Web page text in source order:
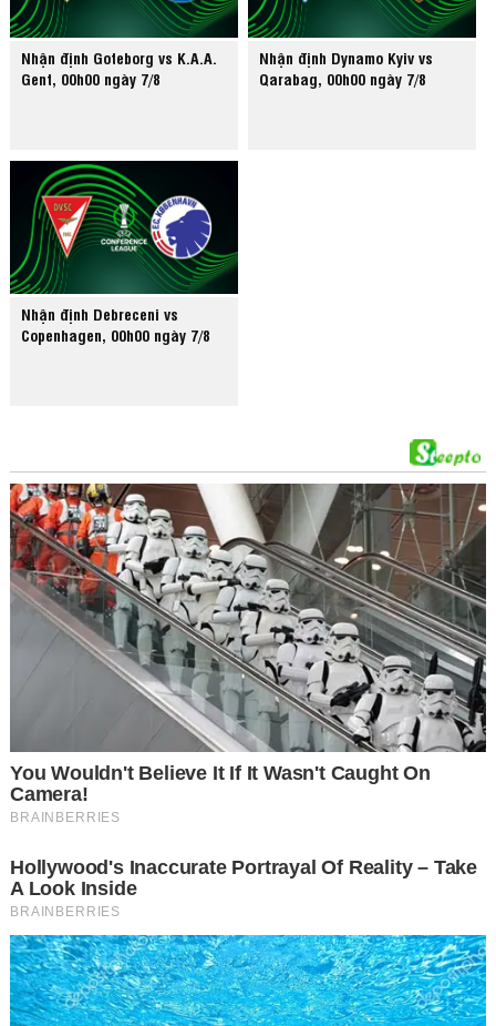
Nhận định Goteborg vs K.A.A.
Gent, 00h00 ngày 7/8
Nhận định Dynamo Kyiv vs
Qarabag, 00h00 ngày 7/8
Nhận định Debreceni vs
Copenhagen, 00h00 ngày 7/8